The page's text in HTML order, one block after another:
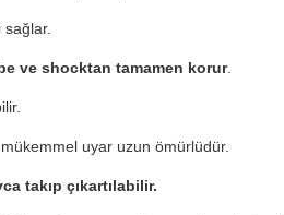
ve shocktan tamamen korur.
uyar uzun ömürlüdür.
takıp çıkartılabilir.